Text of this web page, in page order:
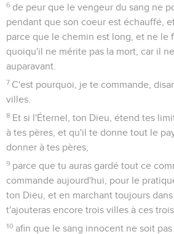
6 de peur que le vengeur du sang ne
pendant que son coeur est échauffé,
parce que le chemin est long, et ne le
quoiqu'il ne mérite pas la mort, car il
auparavant.
7 C'est pourquoi, je te commande,
villes.
8 Et si l'Éternel, ton Dieu, étend tes
à tes pères, et qu'il te donne tout le
donner à tes pères,
9 parce que tu auras gardé tout ce
commande aujourd'hui, pour le
ton Dieu, et en marchant toujours
t'ajouteras encore trois villes à ces
10 afin que le sang innocent ne soit